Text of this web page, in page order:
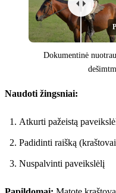
Dokumentinė
Naudoti žingsniai:
Atkurti pažeistą
Padidinti raišką
Nuspalvinti paveikslėlį